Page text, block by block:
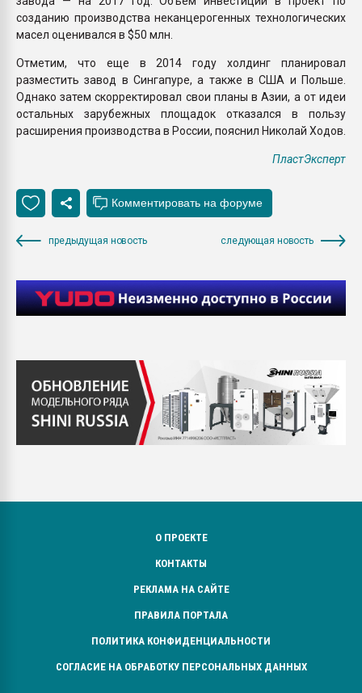
созданию производства неканцерогенных технологических
масел оценивался в $50 млн.
Отметим, что еще в 2014 году холдинг планировал
разместить завод в Сингапуре, а также в США и Польше.
Однако затем скорректировал свои планы в Азии, а от идеи
остальных зарубежных площадок отказался в пользу
расширения производства в России, пояснил Николай Ходов.
ПластЭксперт
предыдущая новость следующая новость
О ПРОЕКТЕ
КОНТАКТЫ
РЕКЛАМА НА САЙТЕ
ПРАВИЛА ПОРТАЛА
ПОЛИТИКА КОНФИДЕНЦИАЛЬНОСТИ
СОГЛАСИЕ НА ОБРАБОТКУ ПЕРСОНАЛЬНЫХ ДАННЫХ